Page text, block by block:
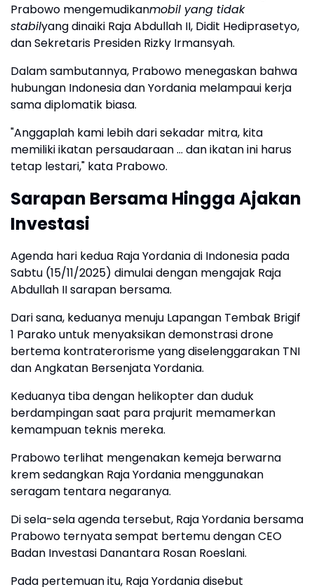
Prabowo mengemudikanmobil yang tidak
stabilyang dinaiki Raja Abdullah II, Didit Hediprasetyo,
dan Sekretaris Presiden Rizky Irmansyah.
Dalam sambutannya, Prabowo menegaskan bahwa
hubungan Indonesia dan Yordania melampaui kerja
sama diplomatik biasa.
"Anggaplah kami lebih dari sekadar mitra, kita
memiliki ikatan persaudaraan ... dan ikatan ini harus
tetap lestari," kata Prabowo.
Sarapan Bersama Hingga Ajakan
Investasi
Agenda hari kedua Raja Yordania di Indonesia pada
Sabtu (15/11/2025) dimulai dengan mengajak Raja
Abdullah II sarapan bersama.
Dari sana, keduanya menuju Lapangan Tembak Brigif
1 Parako untuk menyaksikan demonstrasi drone
bertema kontraterorisme yang diselenggarakan TNI
dan Angkatan Bersenjata Yordania.
Keduanya tiba dengan helikopter dan duduk
berdampingan saat para prajurit memamerkan
kemampuan teknis mereka.
Prabowo terlihat mengenakan kemeja berwarna
krem sedangkan Raja Yordania menggunakan
seragam tentara negaranya.
Di sela-sela agenda tersebut, Raja Yordania bersama
Prabowo ternyata sempat bertemu dengan CEO
Badan Investasi Danantara Rosan Roeslani.
Pada pertemuan itu, Raja Yordania disebut